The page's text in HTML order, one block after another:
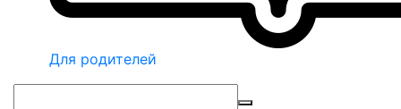
Для родителей